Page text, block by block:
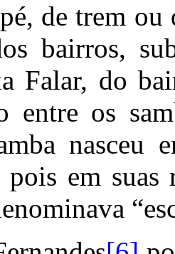
de trem
bairros,
Falar, do
entre os
nasceu
pois em